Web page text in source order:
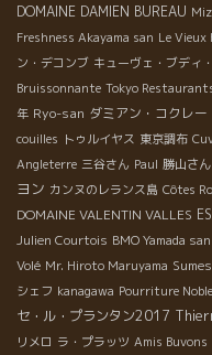
DOMAINE DAMIEN BUREAU
Freshness Akayama san Le Vieux
ン・デコンブ キューヴェ・ブディ
Bruissonnante Tokyo
年 Ryo-san ダミアン・コクレー
couilles トゥルイヤス 東京調布
Angleterre 三谷さん Paul 勝山さん
ヨン カンヌのレランス島 Côtes
DOMAINE VALENTIN VALLES
Julien Courtois BMO Yamada san
Volé Mr. Hiroto Maruyama
シェフ kanagawa Pourriture Noble
セ・ル・プランタン2017
リメロ ラ・プラッツ Amis Buvons